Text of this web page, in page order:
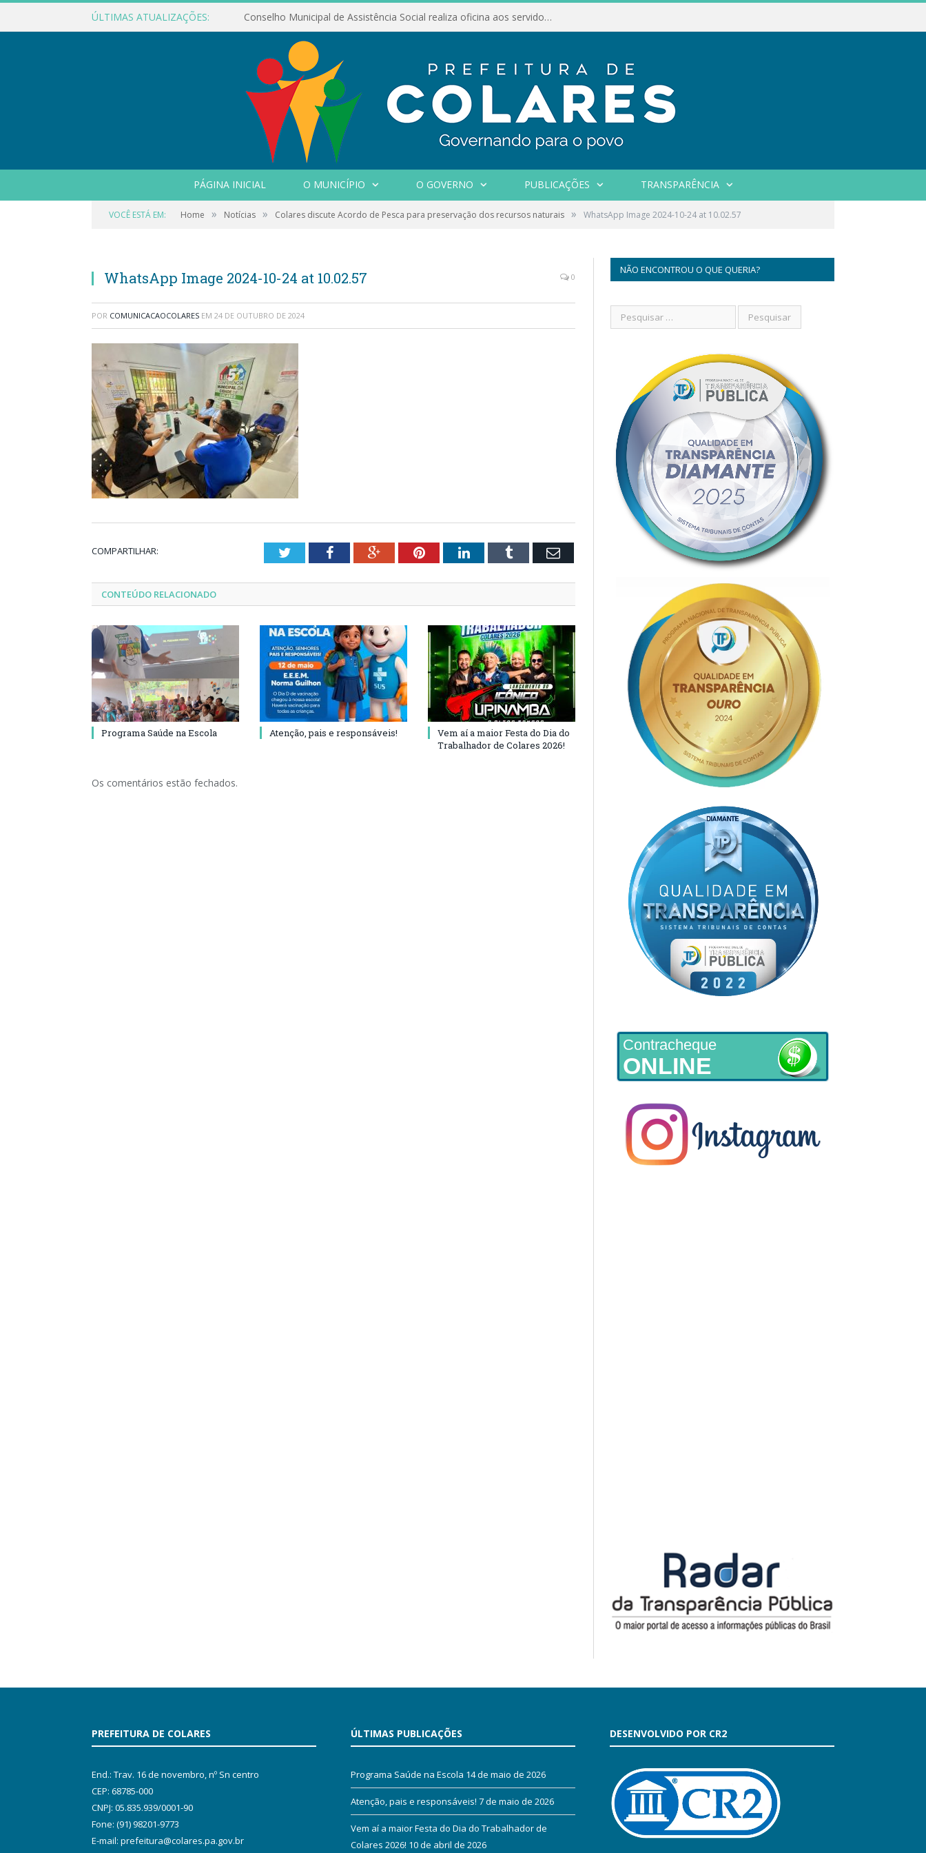
ÚLTIMAS ATUALIZAÇÕES: Conselho Municipal de Assistência Social realiza oficina aos servidores
PÁGINA INICIAL O MUNICÍPIO O GOVERNO PUBLICAÇÕES TRANSPARÊNCIA
VOCÊ ESTÁ EM: Home » Notícias » Colares discute Acordo de Pesca para preservação dos recursos naturais » WhatsApp Image 2024-10-24 at 10.02.57
WhatsApp Image 2024-10-24 at 10.02.57 0
POR COMUNICACAOCOLARES EM 24 DE OUTUBRO DE 2024
COMPARTILHAR: TwitterFacebookGoogle+PinterestLinkedInTumblr Email
CONTEÚDO RELACIONADO
Programa Saúde na Escola Atenção, pais e responsáveis!
Vem aí a maior Festa do Dia do
Trabalhador de Colares 2026!
Os comentários estão fechados.
NÃO ENCONTROU O QUE QUERIA?
Contracheque
ONLINE
PREFEITURA DE COLARES
End.: Trav. 16 de novembro, nº Sn centro
CEP: 68785-000
CNPJ: 05.835.939/0001-90
Fone: (91) 98201-9773
E-mail: prefeitura@colares.pa.gov.br
ÚLTIMAS PUBLICAÇÕES
Programa Saúde na Escola 14 de maio de 2026
Atenção, pais e responsáveis! 7 de maio de 2026
Vem aí a maior Festa do Dia do Trabalhador de
Colares 2026! 10 de abril de 2026
DESENVOLVIDO POR CR2